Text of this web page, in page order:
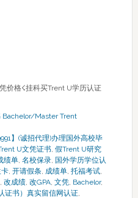
价格☇挂科买Trent U学历认证
Bachelor/Master Trent
】(诚招代理)办理国外高校毕
U文凭证书, 假Trent U研究
绩单, 名校保录, 国外学历学位认
, 开请假条, 成绩单, 托福考试,
, 改成绩, 改GPA, 文凭, Bachelor,
证书）真实留信网认证,